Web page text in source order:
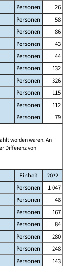
Personen
26
Personen
58
Personen
86
Personen
43
Personen
44
Personen
132
Personen
326
Personen
115
Personen
112
Personen
79
worden waren. An
Differenz von
Einheit
2022
Personen
1 047
Personen
48
Personen
167
Personen
84
Personen
280
Personen
248
Personen
143